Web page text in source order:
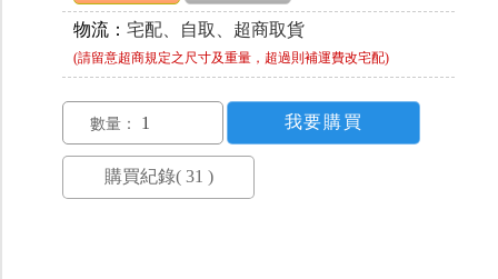
物流： 宅配、自取、超商取貨
(請留意超商規定之尺寸及重量，超過則補運費改宅配)
數量：